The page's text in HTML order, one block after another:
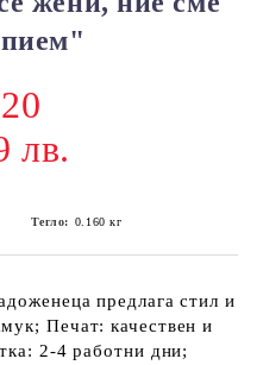
лв.
Тегло: 0.160 кг
предлага стил и
Печат: качествен и
2-4 работни дни;